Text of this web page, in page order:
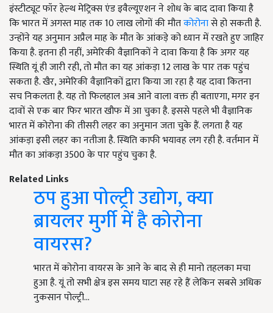
इंस्टीट्यूट फॉर हेल्थ मेट्रिक्स एंड इवैल्यूएशन ने शोध के बाद दावा किया है
कि भारत में अगस्त माह तक 10 लाख लोगों की मौतकोरोनासे हो सकती है.
उन्होंने यह अनुमान अप्रैल माह के मौत के आंकड़े को ध्यान में रखते हुए जाहिर
किया है. इतना ही नहीं, अमेरिकी वैज्ञानिकों ने दावा किया है कि अगर यह
स्थिति यूं ही जारी रही, तो मौत का यह आंकड़ा 12 लाख के पार तक पहुंच
सकता है. खैर, अमेरिकी वैज्ञानिकों द्वारा किया जा रहा है यह दावा कितना
सच निकलता है. यह तो फिलहाल अब आने वाला वक्त ही बताएगा, मगर इन
दावों से एक बार फिर भारत खौफ में आ चुका है. इससे पहले भी वैज्ञानिक
भारत में कोरोना की तीसरी लहर का अनुमान जता चुके हैं. लगता है यह
आंकड़ा इसी लहर का नतीजा है. स्थिति काफी भयावह लग रही है. वर्तमान में
मौत का आंकड़ा 3500 के पार पहुंच चुका है.
Related Links
ठप हुआ पोल्ट्री उद्योग, क्या
ब्रायलर मुर्गी में है कोरोना
वायरस?
भारत में कोरोना वायरस के आने के बाद से ही मानो तहलका मचा
हुआ है. यूं तो सभी क्षेत्र इस समय घाटा सह रहे हैं लेकिन सबसे अधिक
नुकसान पोल्ट्री…